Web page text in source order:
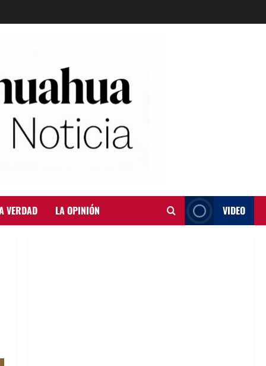
VERDAD LA OPINIÓN VIDEO